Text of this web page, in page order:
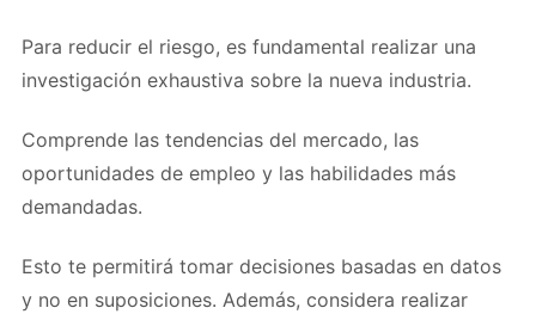
Para reducir el riesgo, es fundamental realizar una
investigación exhaustiva sobre la nueva industria.
Comprende las tendencias del mercado, las
oportunidades de empleo y las habilidades más
demandadas.
Esto te permitirá tomar decisiones basadas en datos
y no en suposiciones. Además, considera realizar